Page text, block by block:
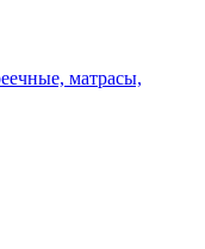
матрасы,